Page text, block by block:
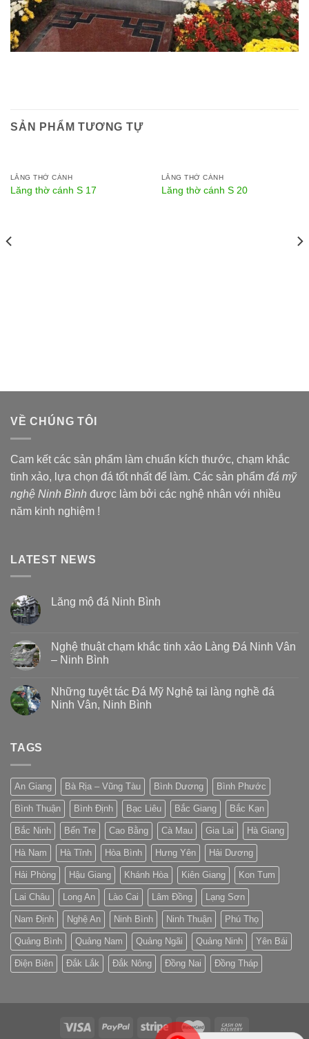
SẢN PHẨM TƯƠNG TỰ
LĂNG THỜ CÁNH
Lăng thờ cánh S 17
LĂNG THỜ CÁNH
Lăng thờ cánh S 20
VỀ CHÚNG TÔI
Cam kết các sản phẩm làm chuẩn kích thước, chạm khắc
tinh xảo, lựa chọn đá tốt nhất để làm. Các sản phẩm đá mỹ
nghệ Ninh Bình được làm bởi các nghệ nhân với nhiều
năm kinh nghiệm !
LATEST NEWS
Lăng mộ đá Ninh Bình
Nghệ thuật chạm khắc tinh xảo Làng Đá Ninh Vân
– Ninh Bình
Những tuyệt tác Đá Mỹ Nghệ tại làng nghề đá
Ninh Vân, Ninh Bình
TAGS
An Giang Bà Rịa – Vũng Tàu Bình Dương Bình Phước
Bình Thuận Bình Định Bạc Liêu Bắc Giang Bắc Kạn
Bắc Ninh Bến Tre Cao Bằng Cà Mau Gia Lai Hà Giang
Hà Nam Hà Tĩnh Hòa Bình Hưng Yên Hải Dương
Hải Phòng Hậu Giang Khánh Hòa Kiên Giang Kon Tum
Lai Châu Long An Lào Cai Lâm Đồng Lạng Sơn
Nam Định Nghệ An Ninh Bình Ninh Thuận Phú Thọ
Quảng Bình Quảng Nam Quảng Ngãi Quảng Ninh Yên Bái
Điện Biên Đắk Lắk Đắk Nông Đồng Nai Đồng Tháp